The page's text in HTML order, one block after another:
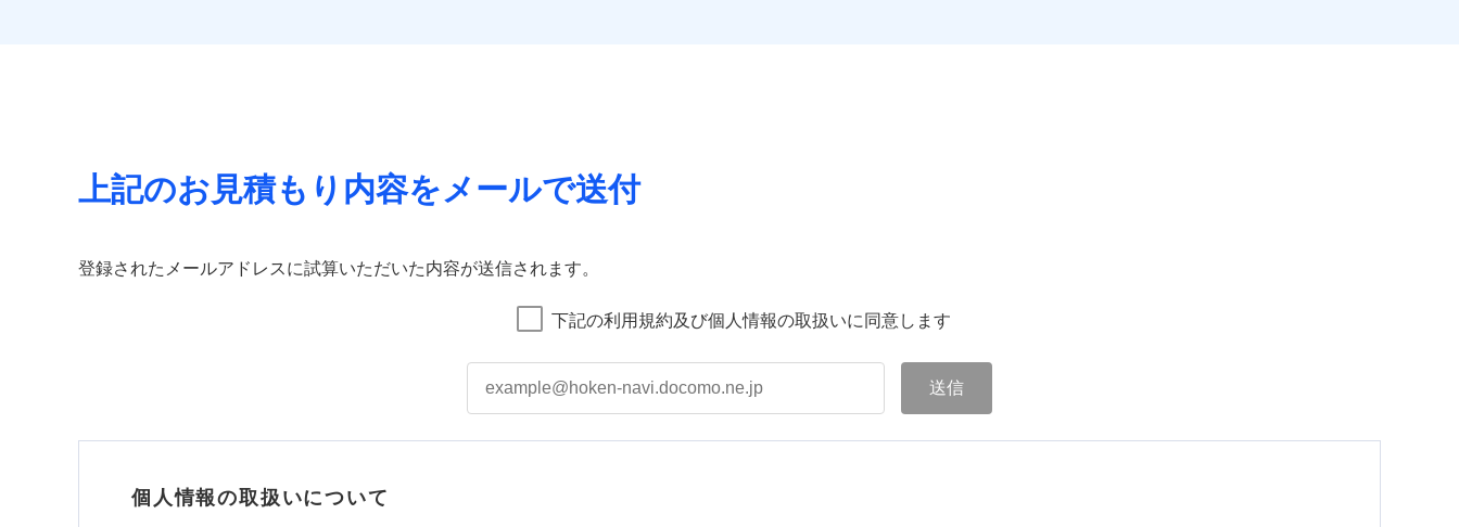
上記のお見積もり内容をメールで送付
登録されたメールアドレスに試算いただいた内容が送信されます。
下記の利用規約及び個人情報の取扱いに同意します
個人情報の取扱いについて